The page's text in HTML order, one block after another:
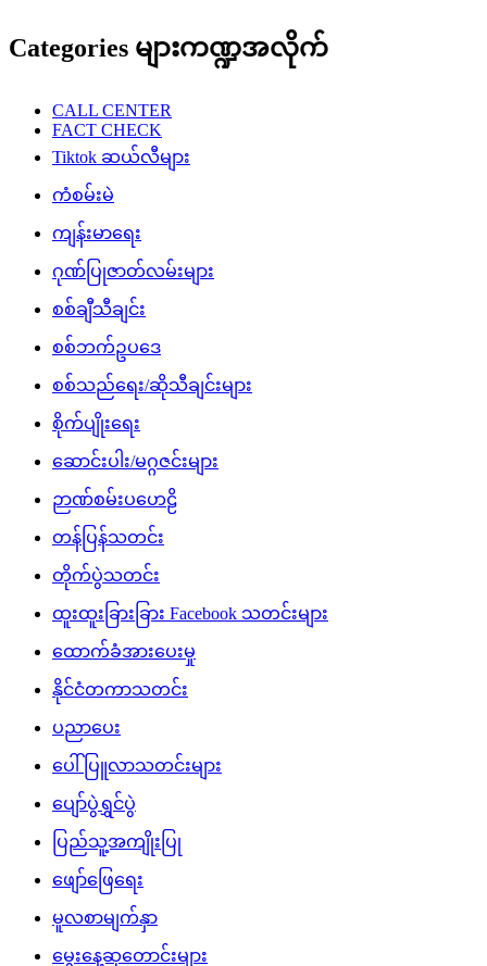
Categories များကဏ္ဍအလိုက်
CALL CENTER
FACT CHECK
Tiktok ဆယ်လီများ
ကံစမ်းမဲ
ကျန်းမာရေး
ဂုဏ်ပြုဇာတ်လမ်းများ
စစ်ချီသီချင်း
စစ်ဘက်ဥပဒေ
စစ်သည်ရေး/ဆိုသီချင်းများ
စိုက်ပျိုးရေး
ဆောင်းပါး/မဂ္ဂဇင်းများ
ဉာဏ်စမ်းပဟေဠိ
တန်ပြန်သတင်း
တိုက်ပွဲသတင်း
ထူးထူးခြားခြား Facebook သတင်းများ
ထောက်ခံအားပေးမှု
နိုင်ငံတကာသတင်း
ပညာပေး
ပေါ်ပြူလာသတင်းများ
ပျော်ပွဲရွှင်ပွဲ
ပြည်သူ့အကျိုးပြု
ဖျော်ဖြေရေး
မူလစာမျက်နှာ
မွေးနေ့ဆုတောင်းများ